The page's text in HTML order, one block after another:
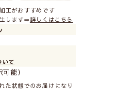
工がおすすめです
します⇒詳しくはこちら
いて
能）
た状態でのお届けになり